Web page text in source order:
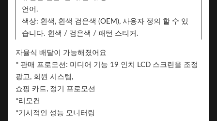
언어.
색상: 흰색, 흰색 검은색 (OEM), 사용자 정의 할 수 있
습니다. 흰색 / 검은색 / 패턴 스티커.
습니다.
브랜드
자율식 배달이 가능해졌어요
* 판매 프로모션: 미디어 기능 19 인치 LCD 스크린을 조정
광고, 회원 시스템,
쇼핑 카트, 정기 프로모션
*리모컨
*기시적인 성능 모니터링